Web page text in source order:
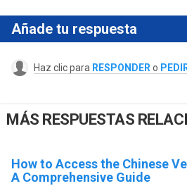
Añade tu respuesta
Haz clic para RESPONDER o
MÁS RESPUESTAS
How to Access the Chinese
A Comprehensive Guide